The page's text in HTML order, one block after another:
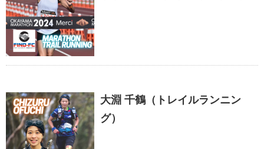
大淵 千鶴（トレイルランニン
グ）